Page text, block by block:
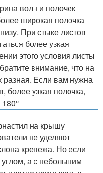
волн и полочек
широкая полочка
При стыке листов
более узкая
этого условия листы
внимание, что на
разная. Если вам нужна
более узкая полочка,
на крышу
не уделяют
крепежа. Но если
а с небольшим